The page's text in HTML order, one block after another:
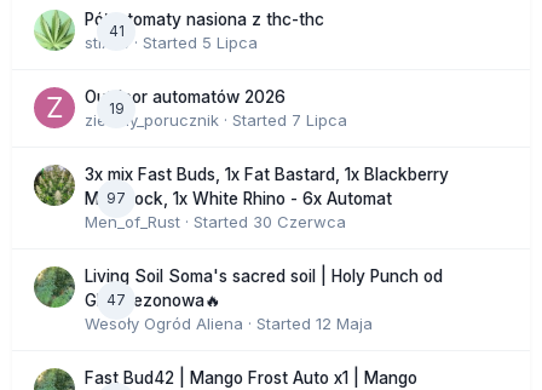
41
Półautomaty nasiona z thc-thc
stix33 · Started 5 Lipca
19
Outdoor automatów 2026
zielony_porucznik · Started 7 Lipca
97
3x mix Fast Buds, 1x Fat Bastard, 1x Blackberry
Moonrock, 1x White Rhino - 6x Automat
Men_of_Rust · Started 30 Czerwca
47
Living Soil Soma's sacred soil | Holy Punch od
GHS sezonowa🔥
Wesoły Ogród Aliena · Started 12 Maja
Fast Bud42 | Mango Frost Auto x1 | Mango